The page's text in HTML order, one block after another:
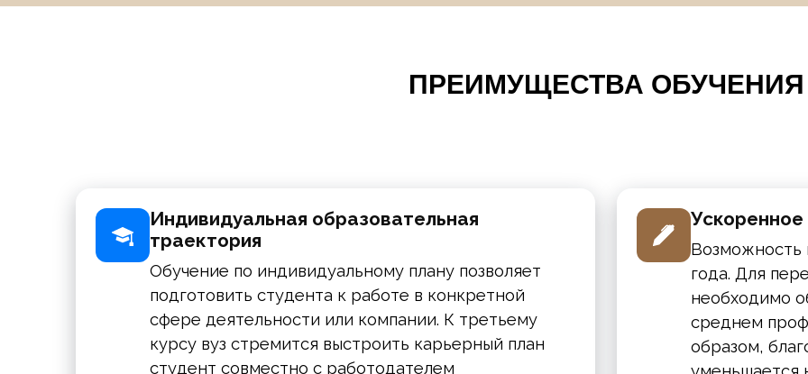
ПРЕИМУЩЕСТВА ОБУЧЕНИЯ
Индивидуальная образовательная
траектория
Обучение по индивидуальному плану позволяет
подготовить студента к работе в конкретной
сфере деятельности или компании. К третьему
курсу вуз стремится выстроить карьерный план
студент совместно с работодателем
Возможность
года. Для
необходимо
среднем
образом,